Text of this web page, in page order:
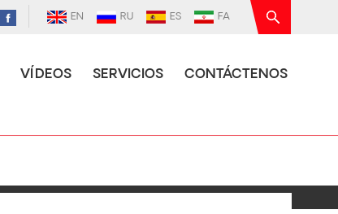
EN RU ES FA
VÍDEOS SERVICIOS CONTÁCTENOS